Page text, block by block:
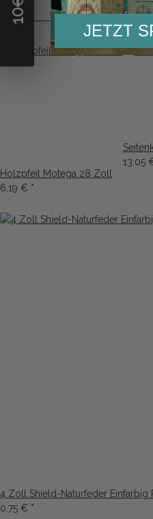
Holzpfeil Motega 28 Zoll
6,19 € *
13,05
4 Zoll Shield-Naturfeder Einfarbig
0,75 € *
10
JETZT